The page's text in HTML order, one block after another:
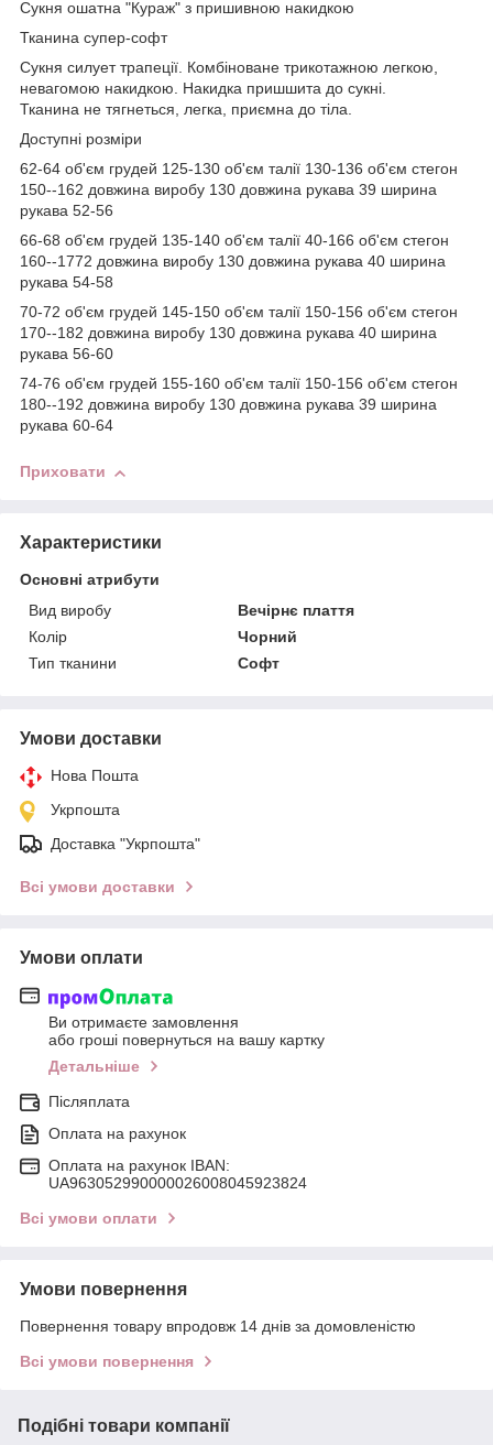
Сукня ошатна "Кураж" з пришивною накидкою
Тканина супер-софт
Сукня силует трапеції. Комбіноване трикотажною легкою,
невагомою накидкою. Накидка пришшита до сукні.
Тканина не тягнеться, легка, приємна до тіла.
Доступні розміри
62-64 об'єм грудей 125-130 об'єм талії 130-136 об'єм стегон
150--162 довжина виробу 130 довжина рукава 39 ширина
рукава 52-56
66-68 об'єм грудей 135-140 об'єм талії 40-166 об'єм стегон
160--1772 довжина виробу 130 довжина рукава 40 ширина
рукава 54-58
70-72 об'єм грудей 145-150 об'єм талії 150-156 об'єм стегон
170--182 довжина виробу 130 довжина рукава 40 ширина
рукава 56-60
74-76 об'єм грудей 155-160 об'єм талії 150-156 об'єм стегон
180--192 довжина виробу 130 довжина рукава 39 ширина
рукава 60-64
Приховати
Характеристики
Основні атрибути
Вид виробу
Вечірнє плаття
Колір
Чорний
Тип тканини
Софт
Умови доставки
Нова Пошта
Укрпошта
Доставка "Укрпошта"
Всі умови доставки
Умови оплати
Ви отримаєте замовлення
або гроші повернуться на вашу картку
Детальніше
Післяплата
Оплата на рахунок
Оплата на рахунок IBAN:
UA963052990000026008045923824
Всі умови оплати
Умови повернення
Повернення товару впродовж 14 днів за домовленістю
Всі умови повернення
Подібні товари компанії